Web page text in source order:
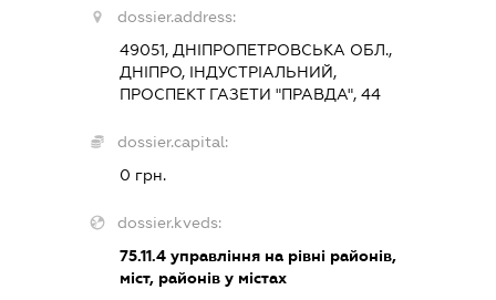
dossier.address:
49051, ДНІПРОПЕТРОВСЬКА ОБЛ.,
ДНІПРО, ІНДУСТРІАЛЬНИЙ,
ПРОСПЕКТ ГАЗЕТИ "ПРАВДА", 44
dossier.capital:
0 грн.
dossier.kveds:
75.11.4 управління на рівні районів,
міст, районів у містах